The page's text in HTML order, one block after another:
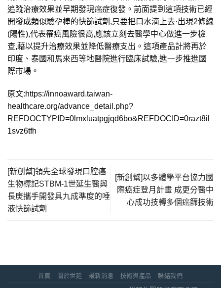
追蹤治療效果並早期發現癌症復發。前面提到這項技術已經
開發成類似驗孕棒的快篩試劑,只要把口水滴上去·出現2條線
(陽性),代表罹癌風險很高,應該立刻去醫學中心做進一步檢
查,藉以提升治療效果並降低醫療支出。這項產品計將再於
印度、泰國和馬來西等地醫院進行臨床試驗,進一步推進國
際市場。
原文:https://innoaward.taiwan-
healthcare.org/advance_detail.php?
REFDOCTYPID=0lmxluatpgjqd6bo&REFDOCID=0razt8il
1svz6tfh
[新創幫]領先全球發現口腔癌
生物標記STBM-1世延生醫與
長庚攜手開發具九成準度的唾
液快篩試劑
[新創幫]以多體學平台協力國
際癌症登月計畫 成更分醫中
心成功技轉多個癌篩技術
首頁 關於世延 最新消息 技術與產品 聯絡我們